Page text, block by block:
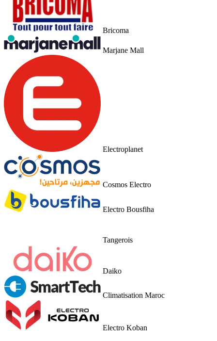
Bricoma
Marjane Mall
Electroplanet
Cosmos Electro
Electro Bousfiha
Tangerois
Daiko
Climatisation Maroc
Electro Koban